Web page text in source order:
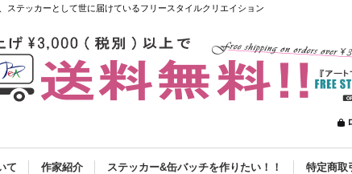
ステッカーとして世に届けているフリースタイルクリエイション
て 作家紹介 ステッカー&缶バッチを作りたい！！ 特定商取